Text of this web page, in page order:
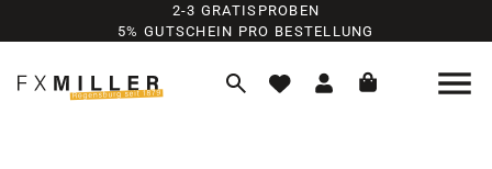
Zum Hauptinhalt springen
2-3 GRATISPROBEN
5% GUTSCHEIN PRO BESTELLUNG